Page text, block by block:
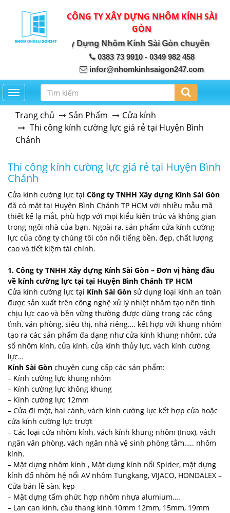
CÔNG TY XÂY DỰNG NHÔM KÍNH SÀI
GÒN
Công ty Xây Dựng Nhôm Kính Sài Gòn chuyên thiết
0383 73 9910 - 0349 982 458
infor@nhomkinhsaigon247.com
Toggle navigation
Trang chủ Sản Phẩm
Cửa kính
Thi công kính cường lực giá rẻ tại Huyện Bình
Chánh
Thi công kính cường lực giá rẻ tại Huyện Bình
Chánh
Cửa kính cường lực tại Công ty TNHH Xây dựng Kính Sài Gòn
đã có mặt tại Huyện Bình Chánh TP HCM với nhiều mẫu mã
thiết kế lạ mắt, phù hợp với mọi kiểu kiến trúc và không gian
trong ngôi nhà của bạn. Ngoài ra, sản phẩm cửa kính cường
lực của công ty chúng tôi còn nổi tiếng bền, đẹp, chất lượng
cao và tiết kiệm tài chính.
1. Công ty TNHH Xây dựng Kính Sài Gòn – Đơn vị hàng đầu
về kính cường lực tại tại Huyện Bình Chánh TP HCM
Cửa kính cường lực tại Kính Sài Gòn sử dụng loại kính an toàn
được sản xuất trên công nghệ xử lý nhiệt nhằm tạo nên tính
chịu lực cao và bền vững thường được dùng trong các công
tình, văn phòng, siêu thị, nhà riêng…. kết hợp với khung nhôm
tạo ra các sản phẩm đa dạng như cửa kính khung nhôm, cửa
sổ nhôm kính, cửa kính, cửa kính thủy lực, vách kính cường
lực…
Kính Sài Gòn chuyên cung cấp các sản phẩm:
– Kính cường lực khung nhôm
– Kính cường lực không khung
– Kính cường lực 12mm
– Cửa đi một, hai cánh, vách kính cường lực kết hợp cửa hoặc
cửa kính cường lực trượt
– Các loại cửa nhôm kính, vách kính khung nhôm (Inox), vách
ngăn văn phòng, vách ngăn nhà vệ sinh phòng tắm….. nhôm
kính.
– Mặt dựng nhôm kính , Mặt dựng kính nổi Spider, mặt dựng
kính đố nhôm hệ nổi AV nhôm Tungkang, VIJACO, HONDALEX –
Cửa bản lề sàn, kẹp
– Mặt dựng tấm phức hợp nhôm nhựa alumium….
– Lan can kính, cầu thang kính 10mm 12mm, 15mm, 19mm